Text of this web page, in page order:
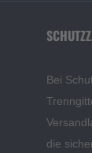
Bei
die